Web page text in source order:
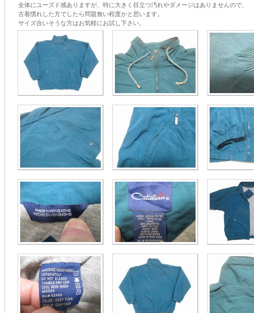
全体にユーズド感ありますが、特に大きく目立つ汚れやダメージはありませんので、
古着慣れした方でしたら問題無い程度かと思います。
サイズ合いそうな方はお気軽にお試し下さい。